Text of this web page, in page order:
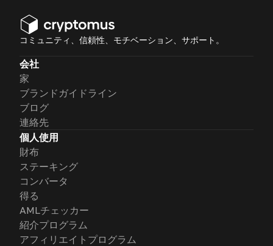
コミュニティ、信頼性、モチベーション、サポート。
会社
家
ブランドガイドライン
ブログ
連絡先
個人使用
財布
ステーキング
コンバータ
得る
AMLチェッカー
紹介プログラム
アフィリエイトプログラム